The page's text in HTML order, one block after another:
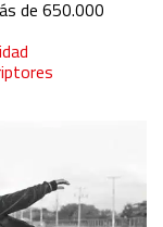
de 650.000